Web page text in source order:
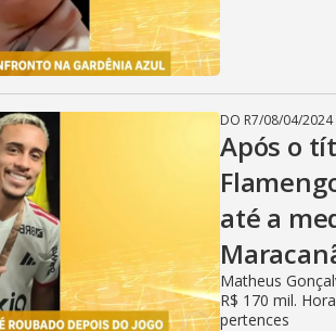
DO R7/08/04/2024
Após o
até a
Matheus
R$ 170 mil.
pertences